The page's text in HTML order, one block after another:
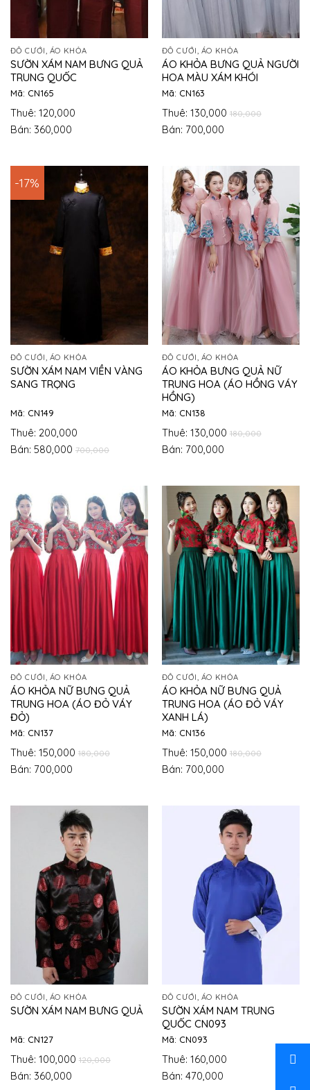
ĐỒ CƯỚI, ÁO KHỎA
SƯỜN XÁM NAM BƯNG QUẢ
TRUNG QUỐC
Mã: CN165
Thuê: 120,000
Bán: 360,000
ĐỒ CƯỚI, ÁO KHỎA
ÁO KHỎA BƯNG QUẢ NGƯỜI
HOA MÀU XÁM KHÓI
Mã: CN163
Thuê: 130,000 180,000
Bán: 700,000
-17%
ĐỒ CƯỚI, ÁO KHỎA
SƯỜN XÁM NAM VIỀN VÀNG
SANG TRỌNG
Mã: CN149
Thuê: 200,000
Bán: 580,000 700,000
ĐỒ CƯỚI, ÁO KHỎA
ÁO KHỎA BƯNG QUẢ NỮ
TRUNG HOA (ÁO HỒNG VÁY
HỒNG)
Mã: CN138
Thuê: 130,000 180,000
Bán: 700,000
ĐỒ CƯỚI, ÁO KHỎA
ÁO KHỎA NỮ BƯNG QUẢ
TRUNG HOA (ÁO ĐỎ VÁY
ĐỎ)
Mã: CN137
Thuê: 150,000 180,000
Bán: 700,000
ĐỒ CƯỚI, ÁO KHỎA
ÁO KHỎA NỮ BƯNG QUẢ
TRUNG HOA (ÁO ĐỎ VÁY
XANH LÁ)
Mã: CN136
Thuê: 150,000 180,000
Bán: 700,000
ĐỒ CƯỚI, ÁO KHỎA
SƯỜN XÁM NAM BƯNG QUẢ
Mã: CN127
Thuê: 100,000 120,000
Bán: 360,000
ĐỒ CƯỚI, ÁO KHỎA
SƯỜN XÁM NAM TRUNG
QUỐC CN093
Mã: CN093
Thuê: 160,000
Bán: 470,000